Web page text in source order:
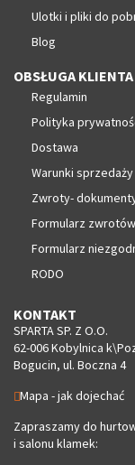
Ulotki i pliki do
Blog
OBSŁUGA KLIENTA
Regulamin
Polityka
Dostawa
Warunki sprzedaży
Zwroty-
Formularz zwrotów
Formularz
RODO
KONTAKT
SPARTA SP. Z O.O.
62-006 Kobylnica
Bogucin, ul. Boczna 4
Mapa - jak dojechać
Zapraszamy do
i salonu klamek: